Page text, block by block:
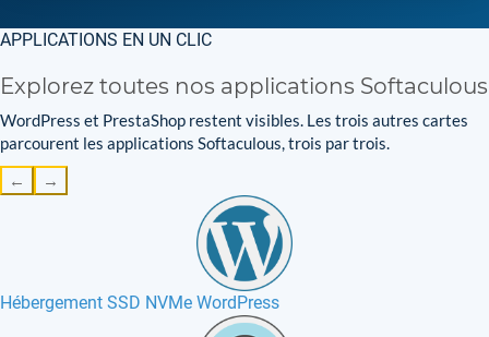
APPLICATIONS EN UN CLIC
Explorez toutes nos applications Softaculous
WordPress et PrestaShop restent visibles. Les trois autres cartes
parcourent les applications Softaculous, trois par trois.
← →
Hébergement SSD NVMe WordPress